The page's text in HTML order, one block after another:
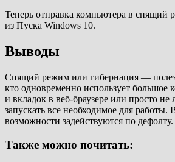
Теперь отправка компьютера в спящий
из Пуска Windows 10.
Выводы
Спящий режим или гибернация —
кто одновременно использует большое
и вкладок в веб-браузере или просто
запускать все необходимое для работы.
возможности задействуются по дефолту.
Также можно почитать: